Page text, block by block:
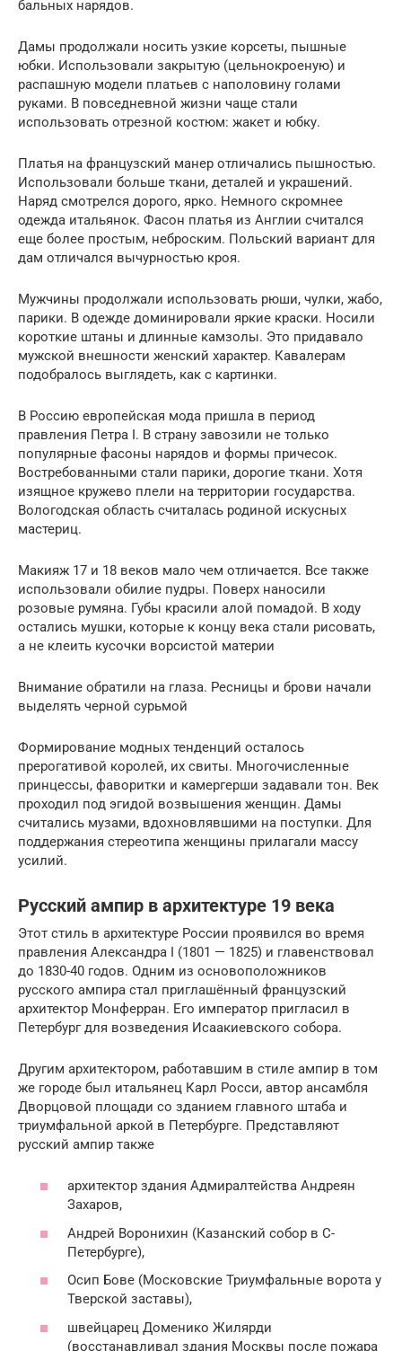
бальных нарядов.
Дамы продолжали носить узкие корсеты, пышные
юбки. Использовали закрытую (цельнокроеную) и
распашную модели платьев с наполовину голами
руками. В повседневной жизни чаще стали
использовать отрезной костюм: жакет и юбку.
Платья на французский манер отличались пышностью.
Использовали больше ткани, деталей и украшений.
Наряд смотрелся дорого, ярко. Немного скромнее
одежда итальянок. Фасон платья из Англии считался
еще более простым, неброским. Польский вариант для
дам отличался вычурностью кроя.
Мужчины продолжали использовать рюши, чулки, жабо,
парики. В одежде доминировали яркие краски. Носили
короткие штаны и длинные камзолы. Это придавало
мужской внешности женский характер. Кавалерам
подобралось выглядеть, как с картинки.
В Россию европейская мода пришла в период
правления Петра I. В страну завозили не только
популярные фасоны нарядов и формы причесок.
Востребованными стали парики, дорогие ткани. Хотя
изящное кружево плели на территории государства.
Вологодская область считалась родиной искусных
мастериц.
Макияж 17 и 18 веков мало чем отличается. Все также
использовали обилие пудры. Поверх наносили
розовые румяна. Губы красили алой помадой. В ходу
остались мушки, которые к концу века стали рисовать,
а не клеить кусочки ворсистой материи
Внимание обратили на глаза. Ресницы и брови начали
выделять черной сурьмой
Формирование модных тенденций осталось
прерогативой королей, их свиты. Многочисленные
принцессы, фаворитки и камергерши задавали тон. Век
проходил под эгидой возвышения женщин. Дамы
считались музами, вдохновлявшими на поступки. Для
поддержания стереотипа женщины прилагали массу
усилий.
Русский ампир в архитектуре 19 века
Этот стиль в архитектуре России проявился во время
правления Александра I (1801 — 1825) и главенствовал
до 1830-40 годов. Одним из основоположников
русского ампира стал приглашённый французский
архитектор Монферран. Его император пригласил в
Петербург для возведения Исаакиевского собора.
Другим архитектором, работавшим в стиле ампир в том
же городе был итальянец Карл Росси, автор ансамбля
Дворцовой площади со зданием главного штаба и
триумфальной аркой в Петербурге. Представляют
русский ампир также
архитектор здания Адмиралтейства Андреян
Захаров,
Андрей Воронихин (Казанский собор в С-
Петербурге),
Осип Бове (Московские Триумфальные ворота у
Тверской заставы),
швейцарец Доменико Жилярди
(восстанавливал здания Москвы после пожара